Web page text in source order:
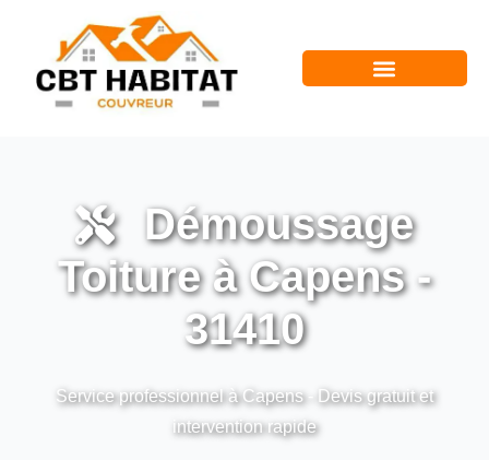
Démoussage
Toiture à Capens -
31410
Service professionnel à Capens - Devis gratuit et
intervention rapide